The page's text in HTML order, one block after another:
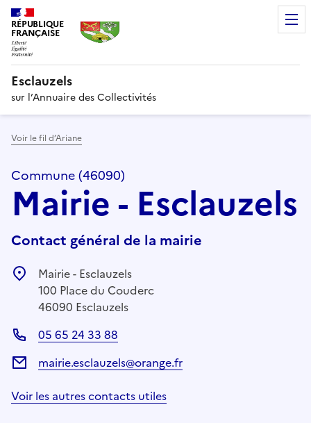
RÉPUBLIQUE
FRANÇAISE
Esclauzels
sur l’Annuaire des Collectivités
Voir le fil d’Ariane
Commune (46090)
Mairie - Esclauzels
Contact général de la mairie
Mairie - Esclauzels
100 Place du Couderc
46090 Esclauzels
05 65 24 33 88
mairie.esclauzels@orange.fr
Voir les autres contacts utiles